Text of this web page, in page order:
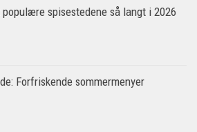
populære spisestedene så langt i 2026
Forfriskende sommermenyer